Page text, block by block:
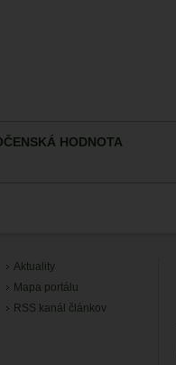
HODNOTA
Aktuality
Mapa portálu
RSS kanál článkov